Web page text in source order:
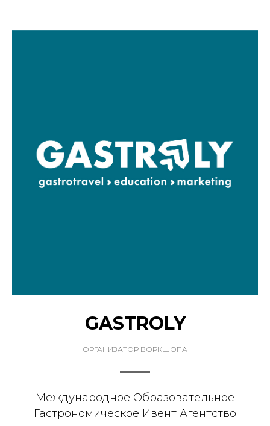
GASTROLY
ОРГАНИЗАТОР ВОРКШОПА
Международное Образовательное
Гастрономическое Ивент Агентство